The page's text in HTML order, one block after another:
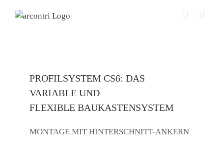
Inhalt
PROFILSYSTEM CS6: DAS
VARIABLE UND
FLEXIBLE BAUKASTENSYSTEM
MONTAGE MIT HINTERSCHNITT-ANKERN